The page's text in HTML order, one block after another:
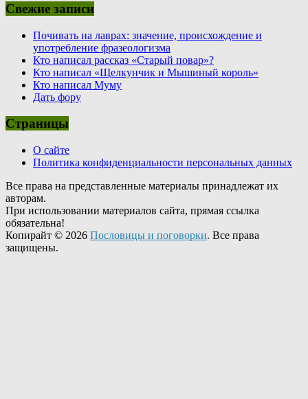
Свежие записи
Почивать на лаврах: значение, происхождение и
употребление фразеологизма
Кто написал рассказ «Старый повар»?
Кто написал «Щелкунчик и Мышиный король»
Кто написал Муму
Дать фору
Страницы
О сайте
Политика конфиденциальности персональных данных
Все права на представленные материалы принадлежат их
авторам.
При использовании материалов сайта, прямая ссылка
обязательна!
Копирайт © 2026 Пословицы и поговорки. Все права
защищены.